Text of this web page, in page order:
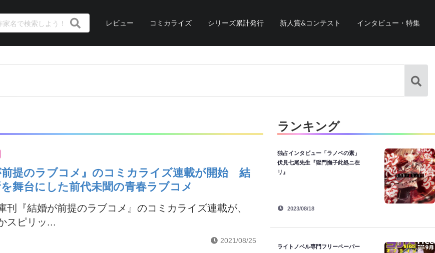
レビュー コミカライズ シリーズ累計発行 新人賞&コンテスト インタビュー・特集
前提のラブコメ』のコミカライズ連載が開始 結
舞台にした前代未聞の青春ラブコメ
刊『結婚が前提のラブコメ』のコミカライズ連載が、
スピリッ...
2021/08/25
ランキング
独占インタビュー「ラノベの素」
伏見七尾先生『獄門撫子此処ニ在
リ』
2023/08/18
ライトノベル専門フリーペーパー